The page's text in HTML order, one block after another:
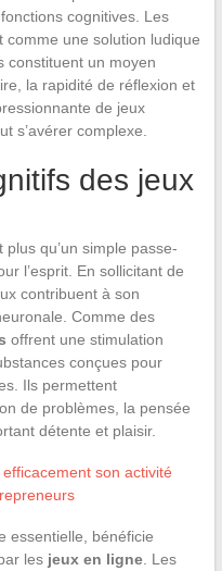
cognitives. Les
comme une solution ludique
constituent un moyen
la rapidité de réflexion et
de jeux
s’avérer complexe.
des jeux
plus qu’un simple passe-
l’esprit. En sollicitant de
contribuent à son
Comme des
offrent une stimulation
conçues pour
Ils permettent
de problèmes, la pensée
détente et plaisir.
son activité
essentielle, bénéficie
les jeux en ligne. Les